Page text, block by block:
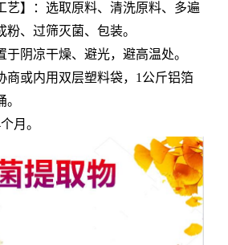
艺】：选取原料、清洗原料、多遍
、过筛灭菌、包装。
于阴凉干燥、避光，避高温处。
商或内用双层塑料袋，1公斤铝箔
月。